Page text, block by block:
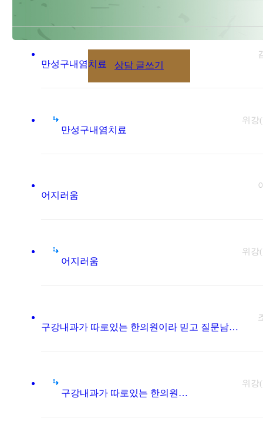
상담 글쓰기
만성구내염치료
만성구내염치료
위강
어지러움
어지러움
위강
구강내과가 따로있는 한의원이라 믿고 질문남깁니다..
구강내과가 따로있는 한의원이라 믿고 질문남깁니다..
위강